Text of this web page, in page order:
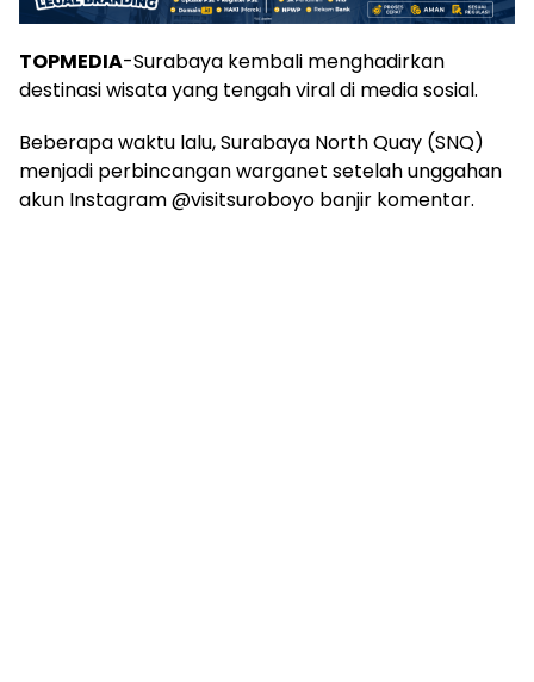
TOPMEDIA-Surabaya kembali menghadirkan
destinasi wisata yang tengah viral di media sosial.
Beberapa waktu lalu, Surabaya North Quay (SNQ)
menjadi perbincangan warganet setelah unggahan
akun Instagram @visitsuroboyo banjir komentar.